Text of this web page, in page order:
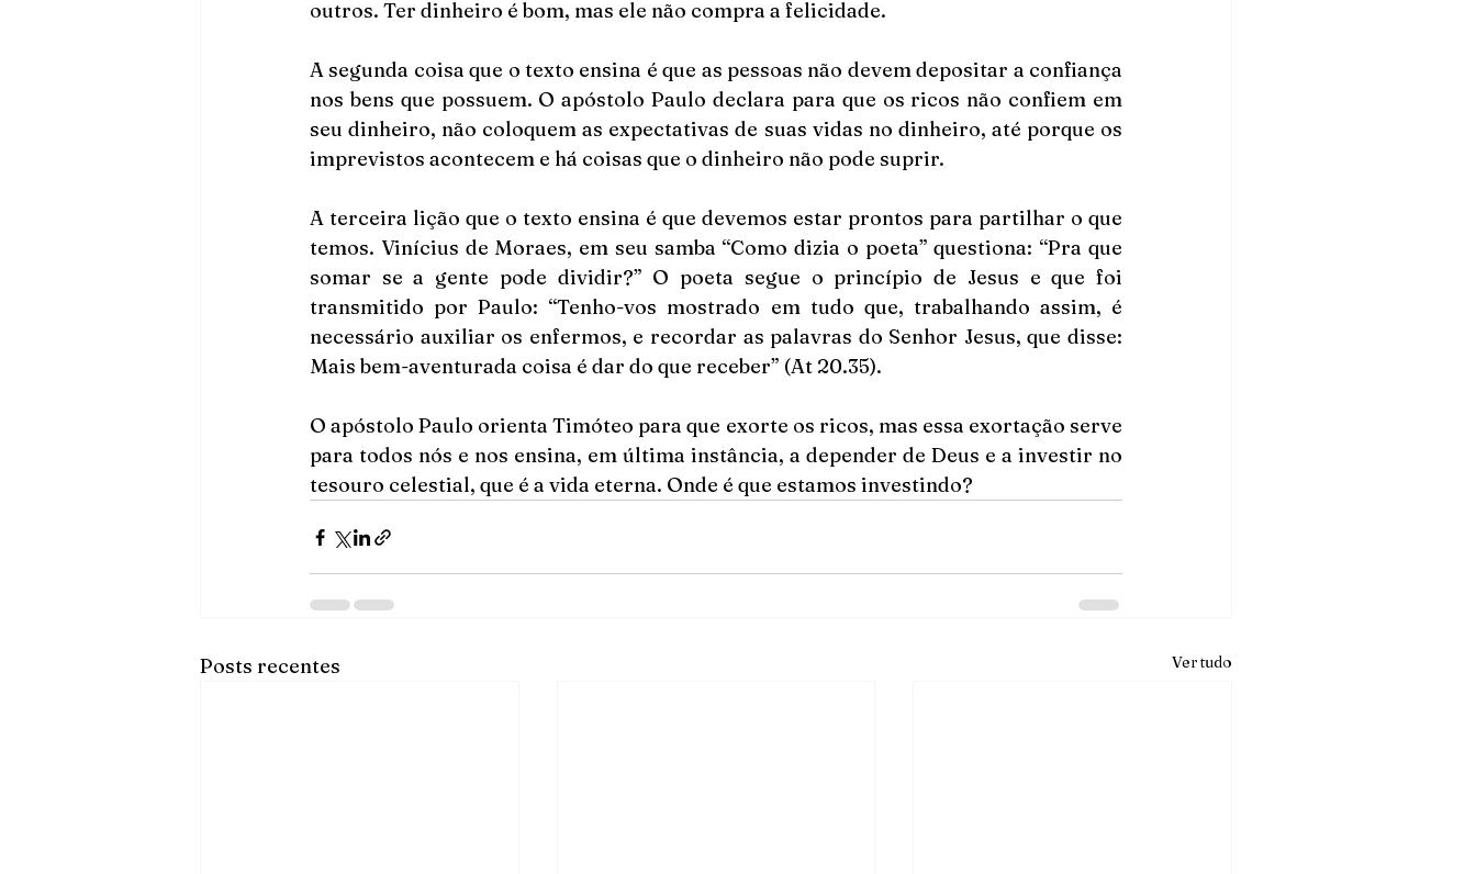
outros. Ter dinheiro é bom, mas ele não compra a felicidade.
A segunda coisa que o texto ensina é que as pessoas não devem depositar a confiança
nos bens que possuem. O apóstolo Paulo declara para que os ricos não confiem em
seu dinheiro, não coloquem as expectativas de suas vidas no dinheiro, até porque os
imprevistos acontecem e há coisas que o dinheiro não pode suprir.
A terceira lição que o texto ensina é que devemos estar prontos para partilhar o que
temos. Vinícius de Moraes, em seu samba “Como dizia o poeta” questiona: “Pra que
somar se a gente pode dividir?” O poeta segue o princípio de Jesus e que foi
transmitido por Paulo: “Tenho-vos mostrado em tudo que, trabalhando assim, é
necessário auxiliar os enfermos, e recordar as palavras do Senhor Jesus, que disse:
Mais bem-aventurada coisa é dar do que receber” (At 20.35).
O apóstolo Paulo orienta Timóteo para que exorte os ricos, mas essa exortação serve
para todos nós e nos ensina, em última instância, a depender de Deus e a investir no
tesouro celestial, que é a vida eterna. Onde é que estamos investindo?
Posts recentes Ver tudo